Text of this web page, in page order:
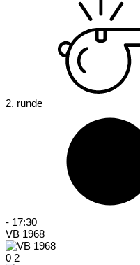
2. runde
- 17:30
VB 1968
0 2